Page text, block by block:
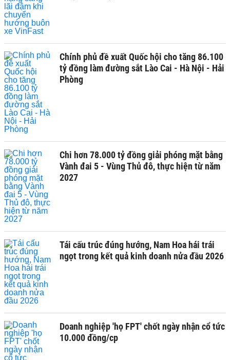
Chính phủ đề xuất Quốc hội cho tăng 86.100
tỷ đồng làm đường sắt Lào Cai - Hà Nội - Hải
Phòng
Chi hơn 78.000 tỷ đồng giải phóng mặt bằng
Vành đai 5 - Vùng Thủ đô, thực hiện từ năm
2027
Tái cấu trúc đúng hướng, Nam Hoa hái trái
ngọt trong kết quả kinh doanh nửa đầu 2026
Doanh nghiệp 'họ FPT' chốt ngày nhận cổ tức
10.000 đồng/cp